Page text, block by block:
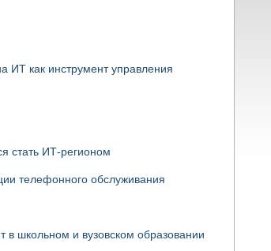
ИТ как инструмент управления
стать ИТ-регионом
телефонного обслуживания
в школьном и вузовском образовании